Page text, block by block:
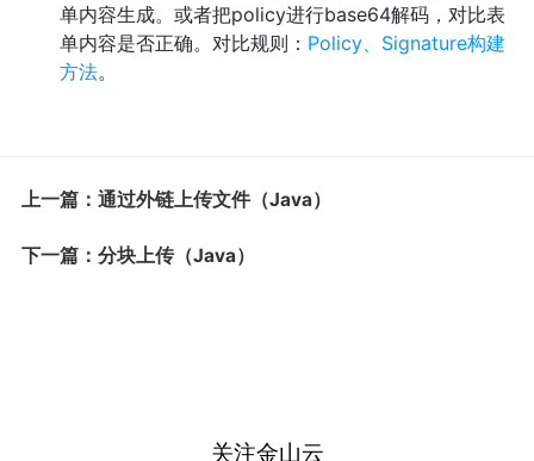
单内容生成。或者把policy进行base64解码，对比表
单内容是否正确。对比规则： Policy、Signature构建
方法。
上一篇：通过外链上传文件（Java）
下一篇：分块上传（Java）
关注金山云